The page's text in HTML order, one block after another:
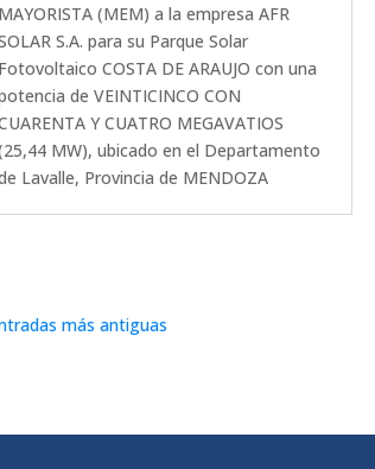
MAYORISTA (MEM) a la empresa AFR
S.A. para su Parque Solar
Fotovoltaico COSTA DE ARAUJO con una
de VEINTICINCO CON
Y CUATRO MEGAVATIOS
MW), ubicado en el Departamento
Lavalle, Provincia de MENDOZA
más antiguas